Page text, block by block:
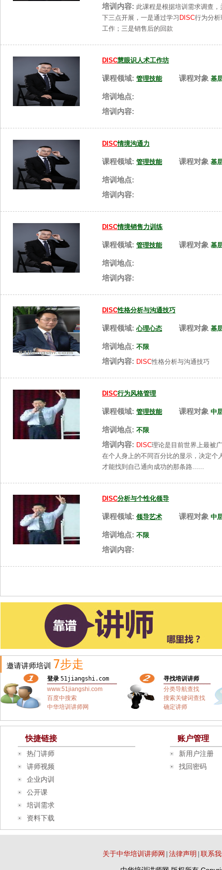
培训内容: 此课程是根据培训需求调查
下三点开展，一是通过学习 DISC行为分析
工作；三是销售后的回款
DISC慧眼识人术工作坊
课程领域: 管理技能 课程对象 基
培训地点:
培训内容:
DISC情境沟通力
课程领域: 管理技能 课程对象 基
培训地点:
培训内容:
DISC情境销售力训练
课程领域: 管理技能 课程对象 基
培训地点:
培训内容:
DISC性格分析与沟通技巧
课程领域:心理心态 课程对象 基
培训地点: 不限
培训内容: DISC性格分析与沟通技巧
DISC行为风格管理
课程领域: 管理技能 课程对象 中
培训地点: 不限
培训内容: DISC理论是目前世界上最被
在个人身上的不同百分比的显示，决定个
才能找到自己通向成功的那条路......
DISC分析与个性化领导
课程领域: 领导艺术 课程对象 中
培训地点: 不限
培训内容:
邀请讲师培训 7步走
登录 51jiangshi.com
www.51jiangshi.com
百度中搜索
中华培训讲师网
寻找培训讲师
分类导航查找
搜索关键词查找
确定讲师
快捷链接
热门讲师
讲师视频
企业内训
公开课
培训需求
资料下载
账户管理
新用户注册
找回密码
关于中华培训讲师网 |法律声明 |联系